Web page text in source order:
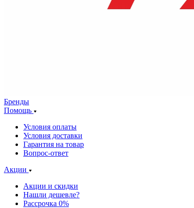
Бренды
Помощь
Условия оплаты
Условия доставки
Гарантия на товар
Вопрос-ответ
Акции
Акции и скидки
Нашли дешевле?
Рассрочка 0%